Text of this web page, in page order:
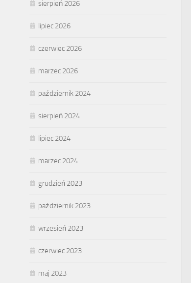
sierpień 2026
lipiec 2026
czerwiec 2026
marzec 2026
październik 2024
sierpień 2024
lipiec 2024
marzec 2024
grudzień 2023
październik 2023
wrzesień 2023
czerwiec 2023
maj 2023